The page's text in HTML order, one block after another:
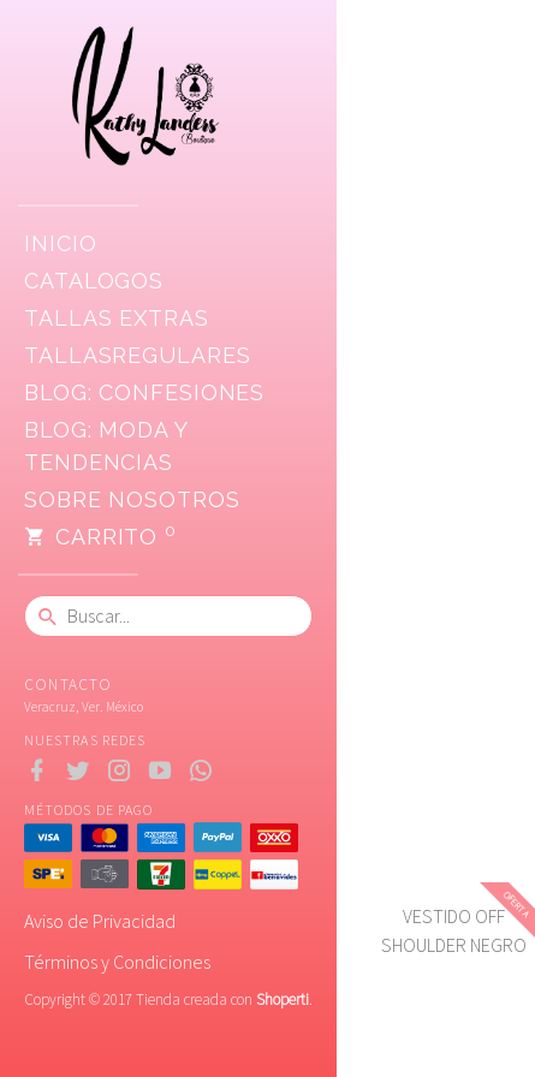
INICIO
CATALOGOS
TALLAS EXTRAS
TALLASREGULARES
BLOG: CONFESIONES
BLOG: MODA Y
TENDENCIAS
SOBRE NOSOTROS
CARRITO 0
CONTACTO
Veracruz, Ver. México
NUESTRAS REDES
MÉTODOS DE PAGO
Aviso de Privacidad
Términos y Condiciones
Copyright © 2017 Tienda creada con Shoperti.
OFERTA
VESTIDO OFF
SHOULDER NEGRO